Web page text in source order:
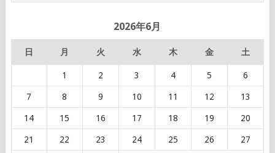
2026年6月
日 月 火 水 木 金 土
1 2 3 4 5 6
7 8 9 10 11 12 13
14 15 16 17 18 19 20
21 22 23 24 25 26 27